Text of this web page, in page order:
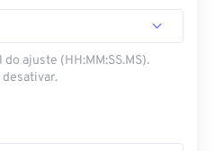
ajuste (HH:MM:SS.MS).